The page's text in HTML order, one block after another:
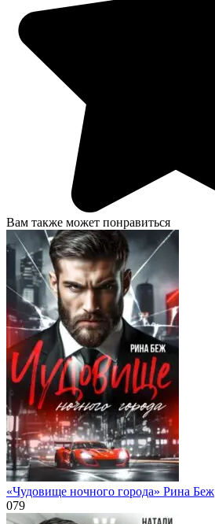
Вам также может понравиться
«Чудовище ночного города» Рина Беж
079